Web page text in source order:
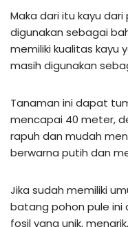
Maka dari itu kayu
digunakan sebagai
memiliki kualitas kayu
masih digunakan
Tanaman ini dapat
mencapai 40 meter,
rapuh dan mudah
berwarna putih dan
Jika sudah memiliki
batang pohon pule ini
fosil yang unik,